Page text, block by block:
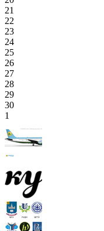
21
22
23
24
25
26
27
28
29
30
1